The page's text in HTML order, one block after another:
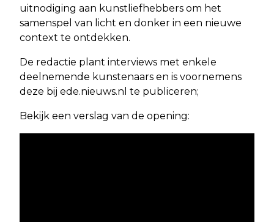
uitnodiging aan kunstliefhebbers om het
samenspel van licht en donker in een nieuwe
context te ontdekken.
De redactie plant interviews met enkele
deelnemende kunstenaars en is voornemens
deze bij ede.nieuws.nl te publiceren;
Bekijk een verslag van de opening: